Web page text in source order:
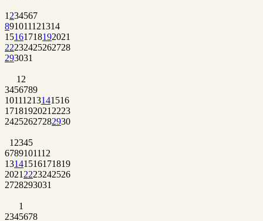
1 234567
891011121314
15161718192021
22232425262728
293031
1 2
3456789
10111213141516
1718192021 2223
24252627282930
1 2345
6789101112
13141516171819
2021 2223242526
2728293031
1
2345678